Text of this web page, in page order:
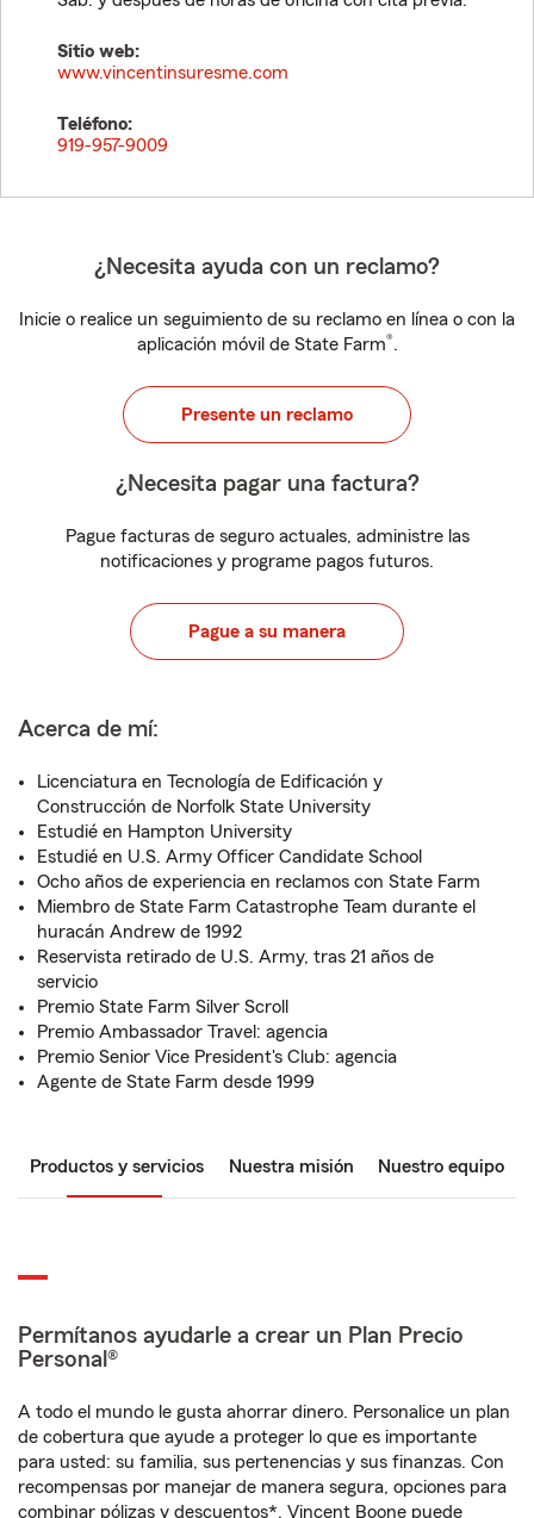
Sitio web:
www.vincentinsuresme.com
Teléfono:
919-957-9009
¿Necesita ayuda con un reclamo?
Inicie o realice un seguimiento de su reclamo en línea o con la
aplicación móvil de State Farm®.
Presente un reclamo
¿Necesita pagar una factura?
Pague facturas de seguro actuales, administre las
notificaciones y programe pagos futuros.
Pague a su manera
Acerca de mí:
Licenciatura en Tecnología de Edificación y
Construcción de Norfolk State University
Estudié en Hampton University
Estudié en U.S. Army Officer Candidate School
Ocho años de experiencia en reclamos con State Farm
Miembro de State Farm Catastrophe Team durante el
huracán Andrew de 1992
Reservista retirado de U.S. Army, tras 21 años de
servicio
Premio State Farm Silver Scroll
Premio Ambassador Travel: agencia
Premio Senior Vice President's Club: agencia
Agente de State Farm desde 1999
Productos y servicios Nuestra misión Nuestro equipo
Permítanos ayudarle a crear un Plan Precio
Personal®
A todo el mundo le gusta ahorrar dinero. Personalice un plan
de cobertura que ayude a proteger lo que es importante
para usted: su familia, sus pertenencias y sus finanzas. Con
recompensas por manejar de manera segura, opciones para
combinar pólizas y descuentos*, Vincent Boone puede